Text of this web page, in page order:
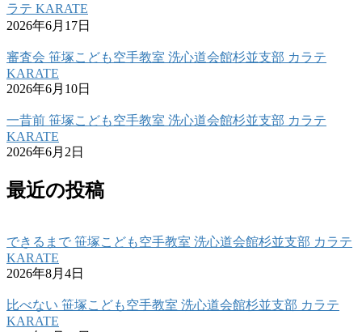
ラテ KARATE
2026年6月17日
審査会 笹塚こども空手教室 洗心道会館杉並支部 カラテ
KARATE
2026年6月10日
一昔前 笹塚こども空手教室 洗心道会館杉並支部 カラテ
KARATE
2026年6月2日
最近の投稿
できるまで 笹塚こども空手教室 洗心道会館杉並支部 カラテ
KARATE
2026年8月4日
比べない 笹塚こども空手教室 洗心道会館杉並支部 カラテ
KARATE